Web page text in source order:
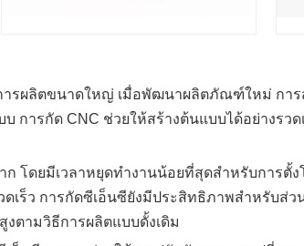
ผลิตขนาดใหญ่ เมื่อพัฒนาผลิตภัณฑ์ใหม่ การ
ารกัด CNC ช่วยให้สร้างต้นแบบได้อย่างรว
โดยมีเวลาหยุดทำงานน้อยที่สุดสำหรับการตั้
เร็ว การกัดซีเอ็นซียังมีประสิทธิภาพสำหรับส่
ตามวิธีการผลิตแบบดั้งเดิม